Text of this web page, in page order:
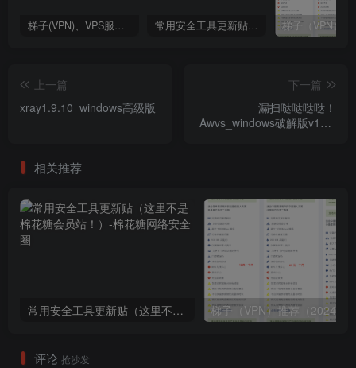
梯子(VPN)、VPS服务商推荐（2024年9月4日更新） 常用安全工具更新贴（这里不是棉花糖会员站！）
上一篇
xray1.9.10_windows高级版
下一篇
漏扫哒哒哒哒！
Awvs_windows破解版v15.6
相关推荐
常用安全工具更新贴（这里不是棉花糖会员站！）
评论 抢沙发